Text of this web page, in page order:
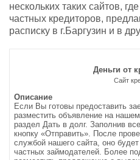
нескольких таких сайтов,
частных кредиторов,
расписку в г.Баргузин и в
Деньги от
Сайт
Описание
Если Вы готовы предоставить
разместить объявление на
раздел Дать в долг. Заполнив
кнопку «Отправить». После
службой нашего сайта, оно
частных займодателей. Более